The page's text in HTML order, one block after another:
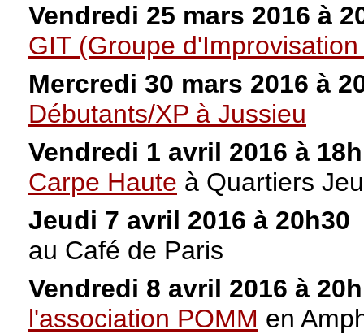
Vendredi 25 mars 2016 à
GIT (Groupe d'Improvisation
Mercredi 30 mars 2016 à
Débutants/XP à Jussieu
Vendredi 1 avril 2016 à
Carpe Haute à Quartiers
Jeudi 7 avril 2016 à 20h30
au Café de Paris
Vendredi 8 avril 2016 à
l'association POMM en